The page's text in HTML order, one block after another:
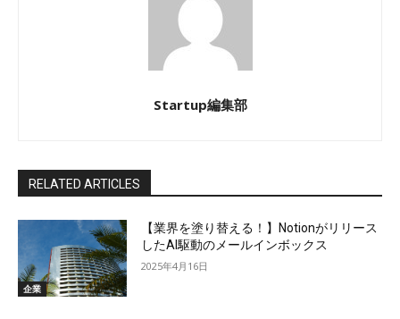
Startup編集部
RELATED ARTICLES
企業
【業界を塗り替える！】Notionがリリース
したAI駆動のメールインボックス
2025年4月16日